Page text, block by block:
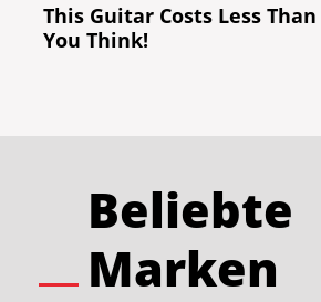
This Guitar Costs Less Than
You Think!
Beliebte
Marken